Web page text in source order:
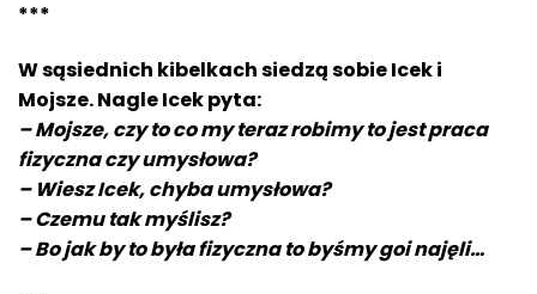
***
W sąsiednich kibelkach siedzą sobie Icek i
Mojsze. Nagle Icek pyta:
– Mojsze, czy to co my teraz robimy to jest praca
fizyczna czy umysłowa?
– Wiesz Icek, chyba umysłowa?
– Czemu tak myślisz?
– Bo jak by to była fizyczna to byśmy goi najęli…